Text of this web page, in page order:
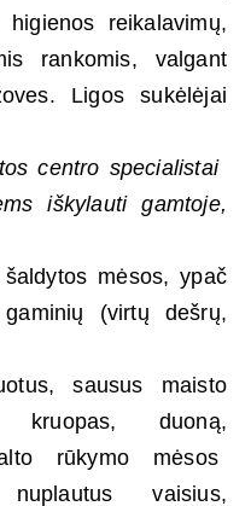
reikalavimų,
rankomis, valgant
Ligos sukėlėjai
centro specialistai
iškylauti gamtoje,
mėsos, ypač
(virtų dešrų,
sausus maisto
kruopas, duoną,
rūkymo mėsos
vaisius,